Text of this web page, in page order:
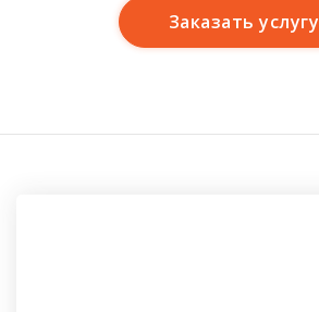
Заказать услугу